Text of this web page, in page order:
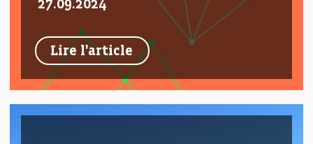
Lire l'article
27.09.2024